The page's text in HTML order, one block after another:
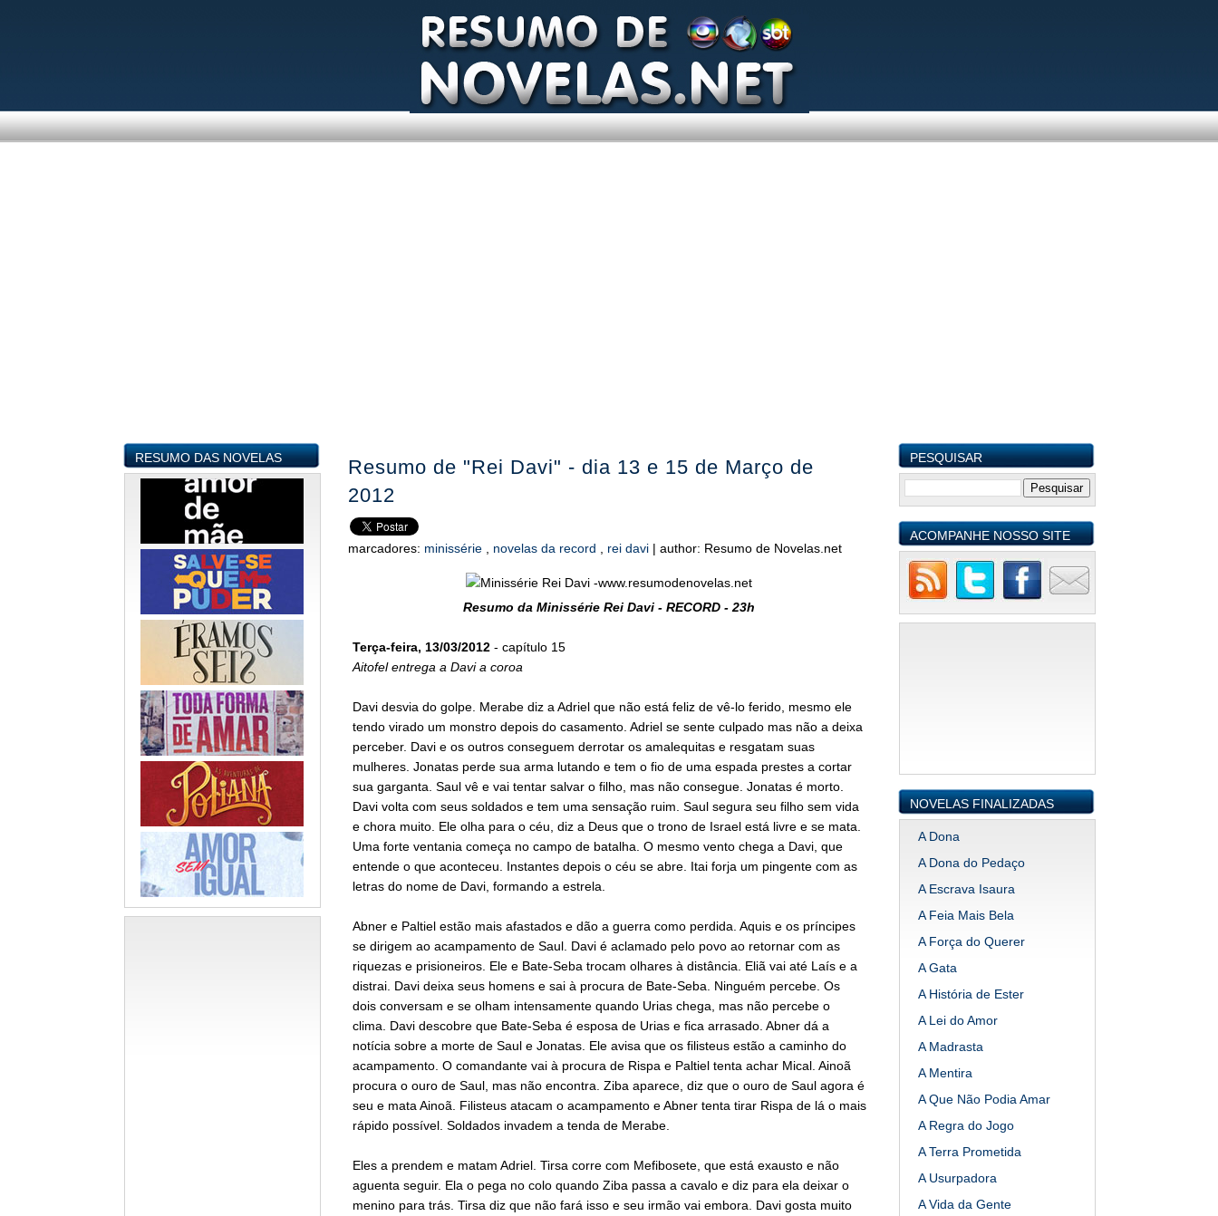
RESUMO DAS NOVELAS
Resumo de "Rei Davi" - dia 13 e 15 de Março de
2012
marcadores: minissérie novelas da record rei davi | author: Resumo de Novelas.net
Resumo da Minissérie Rei Davi - RECORD - 23h
Terça-feira, 13/03/2012- capítulo 15
Aitofel entrega a Davi a coroa
Davi desvia do golpe. Merabe diz a Adriel que não está feliz de vê-lo ferido, mesmo ele
tendo virado um monstro depois do casamento. Adriel se sente culpado mas não a deixa
perceber. Davi e os outros conseguem derrotar os amalequitas e resgatam suas
mulheres. Jonatas perde sua arma lutando e tem o fio de uma espada prestes a cortar
sua garganta. Saul vê e vai tentar salvar o filho, mas não consegue. Jonatas é morto.
Davi volta com seus soldados e tem uma sensação ruim. Saul segura seu filho sem vida
e chora muito. Ele olha para o céu, diz a Deus que o trono de Israel está livre e se mata.
Uma forte ventania começa no campo de batalha. O mesmo vento chega a Davi, que
entende o que aconteceu. Instantes depois o céu se abre. Itai forja um pingente com as
letras do nome de Davi, formando a estrela.
Abner e Paltiel estão mais afastados e dão a guerra como perdida. Aquis e os príncipes
se dirigem ao acampamento de Saul. Davi é aclamado pelo povo ao retornar com as
riquezas e prisioneiros. Ele e Bate-Seba trocam olhares à distância. Eliã vai até Laís e a
distrai. Davi deixa seus homens e sai à procura de Bate-Seba. Ninguém percebe. Os
dois conversam e se olham intensamente quando Urias chega, mas não percebe o
clima. Davi descobre que Bate-Seba é esposa de Urias e fica arrasado. Abner dá a
notícia sobre a morte de Saul e Jonatas. Ele avisa que os filisteus estão a caminho do
acampamento. O comandante vai à procura de Rispa e Paltiel tenta achar Mical. Ainoã
procura o ouro de Saul, mas não encontra. Ziba aparece, diz que o ouro de Saul agora é
seu e mata Ainoã. Filisteus atacam o acampamento e Abner tenta tirar Rispa de lá o mais
rápido possível. Soldados invadem a tenda de Merabe.
Eles a prendem e matam Adriel. Tirsa corre com Mefibosete, que está exausto e não
aguenta seguir. Ela o pega no colo quando Ziba passa a cavalo e diz para ela deixar o
menino para trás. Tirsa diz que não fará isso e seu irmão vai embora. Davi gosta muito
PESQUISAR
ACOMPANHE NOSSO SITE
NOVELAS FINALIZADAS
A Dona
A Dona do Pedaço
A Escrava Isaura
A Feia Mais Bela
A Força do Querer
A Gata
A História de Ester
A Lei do Amor
A Madrasta
A Mentira
A Que Não Podia Amar
A Regra do Jogo
A Terra Prometida
A Usurpadora
A Vida da Gente